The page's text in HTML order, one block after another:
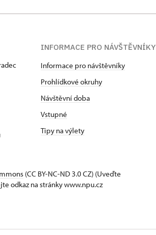
INFORMACE PRO NÁVŠTĚVNÍKY
Informace pro návštěvníky
Prohlídkové okruhy
Návštěvní doba
Vstupné
Tipy na výlety
(CC BY-NC-ND 3.0 CZ) (Uveďte
odkaz na stránky www.npu.cz